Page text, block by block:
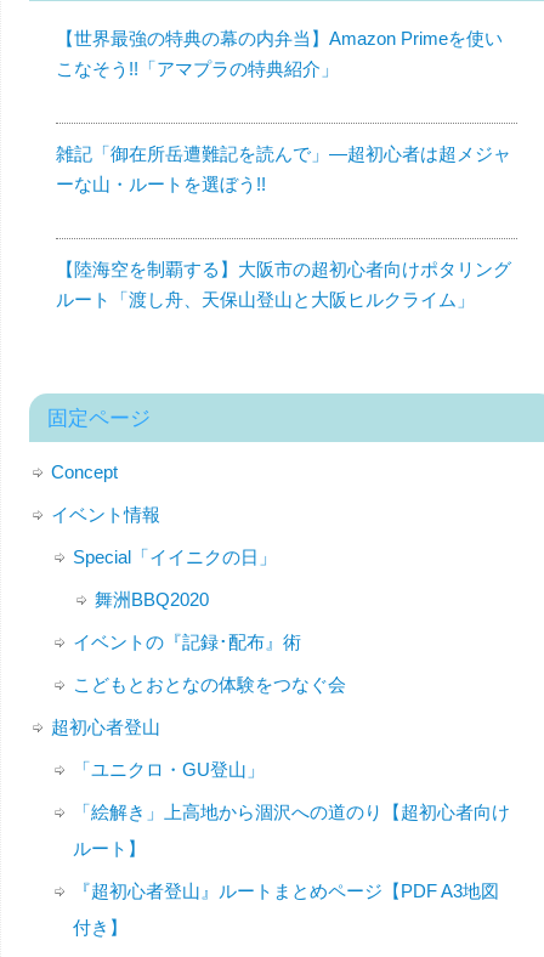
【世界最強の特典の幕の内弁当】Amazon Primeを使い
こなそう!!「アマプラの特典紹介」
雑記「御在所岳遭難記を読んで」—超初心者は超メジャ
ーな山・ルートを選ぼう!!
【陸海空を制覇する】大阪市の超初心者向けポタリング
ルート「渡し舟、天保山登山と大阪ヒルクライム」
固定ページ
Concept
イベント情報
Special「イイニクの日」
舞洲BBQ2020
イベントの『記録･配布』術
こどもとおとなの体験をつなぐ会
超初心者登山
「ユニクロ・GU登山」
「絵解き」上高地から涸沢への道のり【超初心者向け
ルート】
『超初心者登山』ルートまとめページ【PDF A3地図
付き】